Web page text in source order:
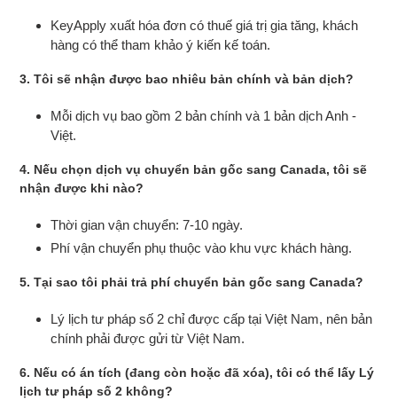
KeyApply xuất hóa đơn có thuế giá trị gia tăng, khách
hàng có thể tham khảo ý kiến kế toán.
3. Tôi sẽ nhận được bao nhiêu bản chính và bản dịch?
Mỗi dịch vụ bao gồm 2 bản chính và 1 bản dịch Anh -
Việt.
4. Nếu chọn dịch vụ chuyển bản gốc sang Canada, tôi sẽ
nhận được khi nào?
Thời gian vận chuyển: 7-10 ngày.
Phí vận chuyển phụ thuộc vào khu vực khách hàng.
5. Tại sao tôi phải trả phí chuyển bản gốc sang Canada?
Lý lịch tư pháp số 2 chỉ được cấp tại Việt Nam, nên bản
chính phải được gửi từ Việt Nam.
6. Nếu có án tích (đang còn hoặc đã xóa), tôi có thể lấy Lý
lịch tư pháp số 2 không?